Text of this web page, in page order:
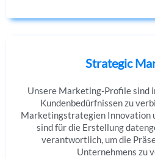
Strategic
Unsere Marketing-Profile sind
Kundenbedürfnissen zu
Marketingstrategien Innovation
sind für die Erstellung
verantwortlich, um die
Unternehmens zu